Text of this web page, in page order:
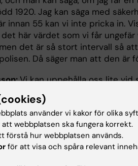
1920. Jag kan säga med
innan 55 kan vi inte pricka in.
här värdet som vi får
det är så stort intervall så
Då säger man att den är
Vi kan uppehålla oss lite vid
den här idén, eller hur?
Jonas Frisén han är
titta på nybildning av
har han sett i djur,
för honom. Hur ser det
använder vi kakor för olika
att webbplatsen ska fungera korrekt.
förstå hur webbplatsen används.
för att visa och spåra relevant